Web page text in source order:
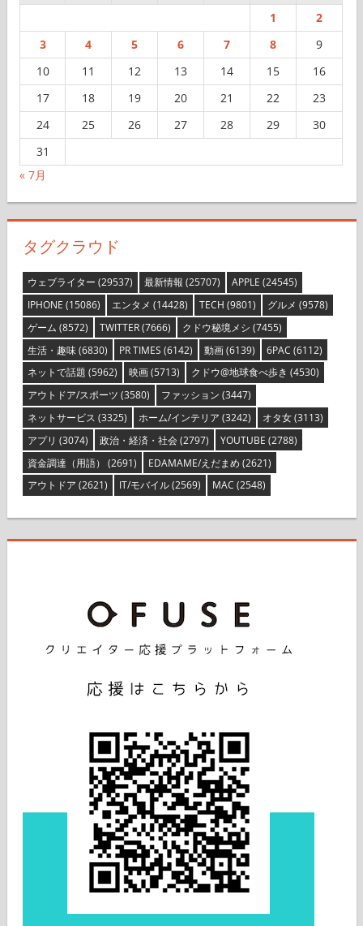
1
2
3
4 5 6 7 8
9
10
11 12 13 14 15
16
17
18 19 20 21 22
23
24
25 26 27 28 29
30
31
« 7月
タグクラウド
ウェブライター (29537) 最新情報 (25707) APPLE (24545)
IPHONE (15086) エンタメ (14428) TECH (9801) グルメ (9578)
ゲーム (8572) TWITTER(7666) クドウ秘境メシ (7455)
生活・趣味(6830) PR TIMES (6142) 動画(6139) 6PAC (6112)
ネットで話題 (5962) 映画(5713) クドウ@地球食べ歩き (4530)
アウトドア/スポーツ (3580) ファッション (3447)
ネットサービス (3325) ホーム/インテリア (3242) オタ女(3113)
アプリ (3074) 政治・経済・社会(2797) YOUTUBE (2788)
資金調達（用語） (2691) EDAMAME/えだまめ (2621)
アウトドア (2621) IT/モバイル(2569) MAC (2548)